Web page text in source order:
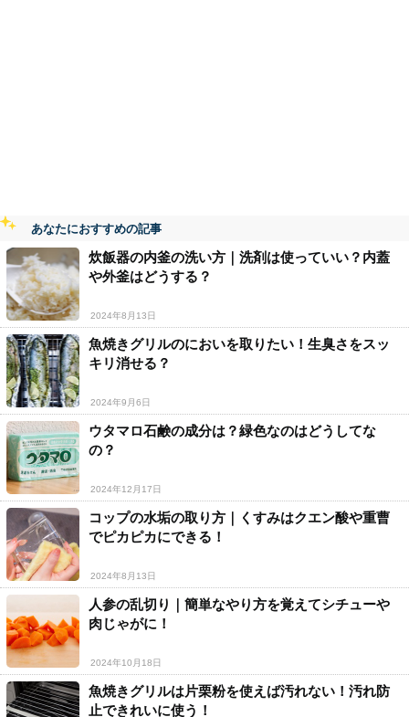
あなたにおすすめの記事
炊飯器の内釜の洗い方｜洗剤は使っていい？内蓋
や外釜はどうする？
2024年8月13日
魚焼きグリルのにおいを取りたい！生臭さをスッ
キリ消せる？
2024年9月6日
ウタマロ石鹸の成分は？緑色なのはどうしてな
の？
2024年12月17日
コップの水垢の取り方｜くすみはクエン酸や重曹
でピカピカにできる！
2024年8月13日
人参の乱切り｜簡単なやり方を覚えてシチューや
肉じゃがに！
2024年10月18日
魚焼きグリルは片栗粉を使えば汚れない！汚れ防
止できれいに使う！